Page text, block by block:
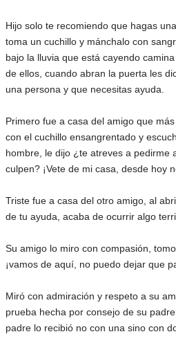
Hijo solo te recomiendo que hagas
toma un cuchillo y mánchalo con
bajo la lluvia que está cayendo
de ellos, cuando abran la puerta les
una persona y que necesitas ayuda.
Primero fue a casa del amigo que
con el cuchillo ensangrentado y
hombre, le dijo ¿te atreves a pedirme
culpen? ¡Vete de mi casa, desde hoy
Triste fue a casa del otro amigo, al
de tu ayuda, acaba de ocurrir algo
Su amigo lo miro con compasión,
¡vamos de aquí, no puedo dejar que
Miró con admiración y respeto a su
prueba hecha por consejo de su
padre lo recibió no con una sino con